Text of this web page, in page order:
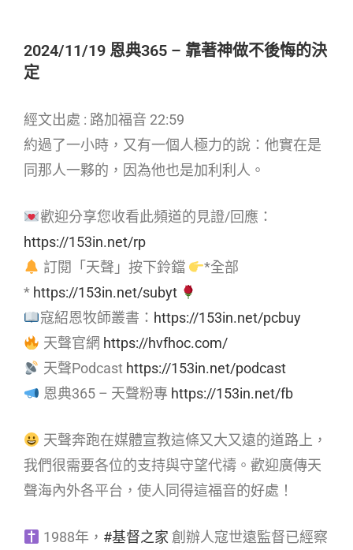
2024/11/19 恩典365 – 靠著神做不後悔的決
定
經文出處 : 路加福音 22:59
約過了一小時，又有一個人極力的說：他實在是
同那人一夥的，因為他也是加利利人。
歡迎分享您收看此頻道的見證/回應：
https://153in.net/rp
訂閱「天聲」按下鈴鐺
*全部
* https://153in.net/subyt
寇紹恩牧師叢書： https://153in.net/pcbuy
天聲官網 https://hvfhoc.com/
天聲Podcast https://153in.net/podcast
恩典365 – 天聲粉專 https://153in.net/fb
天聲奔跑在媒體宣教這條又大又遠的道路上，
我們很需要各位的支持與守望代禱。歡迎廣傳天
聲海內外各平台，使人同得這福音的好處！
1988年， #基督之家 創辦人寇世遠監督已經察